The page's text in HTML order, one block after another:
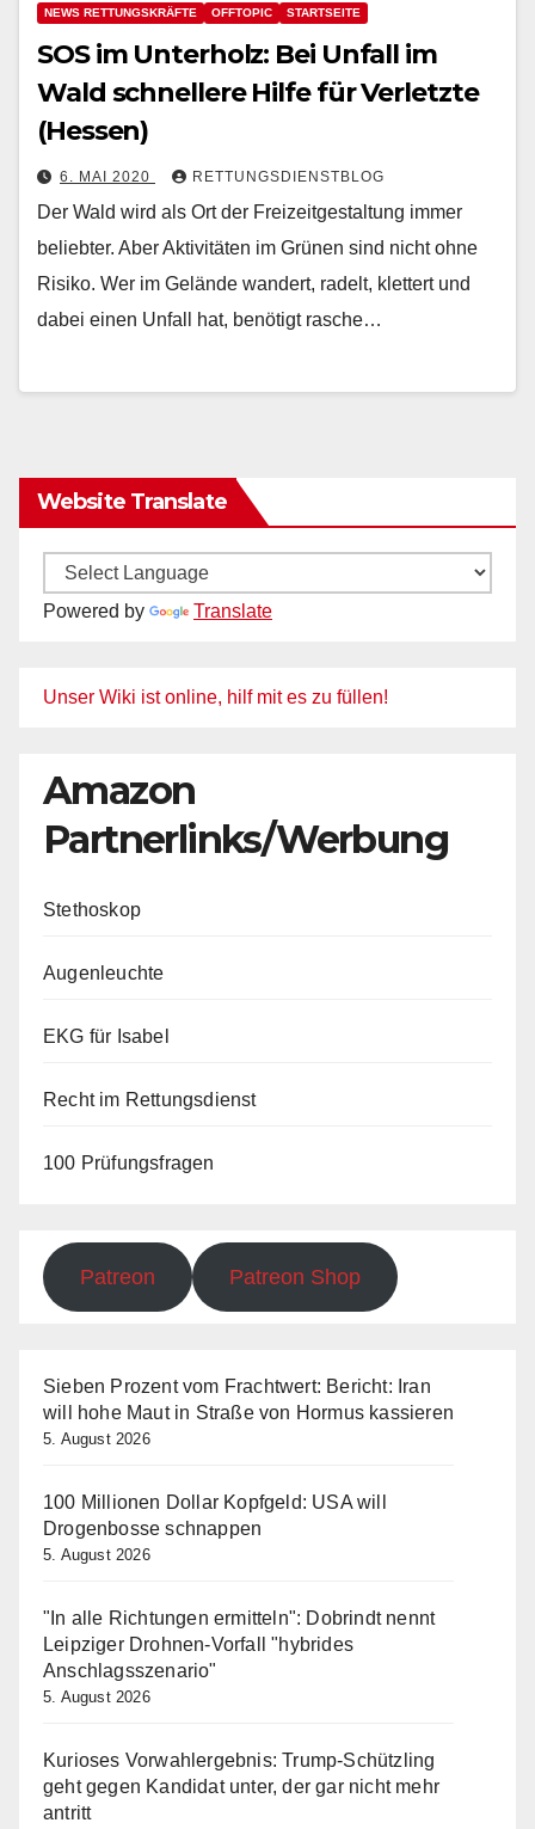
NEWS RETTUNGSKRÄFTE OFFTOPIC STARTSEITE
SOS im Unterholz: Bei Unfall im
Wald schnellere Hilfe für Verletzte
(Hessen)
6. MAI 2020 RETTUNGSDIENSTBLOG
Der Wald wird als Ort der Freizeitgestaltung immer
beliebter. Aber Aktivitäten im Grünen sind nicht ohne
Risiko. Wer im Gelände wandert, radelt, klettert und
dabei einen Unfall hat, benötigt rasche…
Website Translate
Powered by Translate
Unser Wiki ist online, hilf mit es zu füllen!
Amazon
Partnerlinks/Werbung
Stethoskop
Augenleuchte
EKG für Isabel
Recht im Rettungsdienst
100 Prüfungsfragen
Patreon Patreon Shop
Sieben Prozent vom Frachtwert: Bericht: Iran
will hohe Maut in Straße von Hormus kassieren
5. August 2026
100 Millionen Dollar Kopfgeld: USA will
Drogenbosse schnappen
5. August 2026
"In alle Richtungen ermitteln": Dobrindt nennt
Leipziger Drohnen-Vorfall "hybrides
Anschlagsszenario"
5. August 2026
Kurioses Vorwahlergebnis: Trump-Schützling
geht gegen Kandidat unter, der gar nicht mehr
antritt